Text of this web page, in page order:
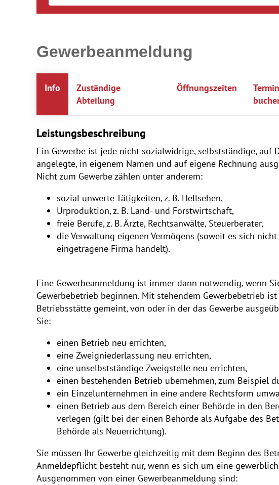
Gewerbeanmeldung
Info
Zuständige
Abteilung
Öffnungszeiten
Termin
Leistungsbeschreibung
Ein Gewerbe ist jede nicht sozialwidrige, selbstständige, auf
angelegte, in eigenem Namen und auf eigene Rechnung
Nicht zum Gewerbe zählen unter anderem:
sozial unwerte Tätigkeiten, z. B. Hellsehen,
Urproduktion, z. B. Land- und Forstwirtschaft,
freie Berufe, z. B. Ärzte, Rechtsanwälte, Steuerberater,
die Verwaltung eigenen Vermögens (soweit es sich
eingetragene Firma handelt).
Eine Gewerbeanmeldung ist immer dann notwendig, wenn
Gewerbebetrieb beginnen. Mit stehendem Gewerbebetrieb
Betriebsstätte gemeint, von oder in der das Gewerbe
Sie:
einen Betrieb neu errichten,
eine Zweigniederlassung neu errichten,
eine unselbstständige Zweigstelle neu errichten,
einen bestehenden Betrieb übernehmen, zum Beispiel
ein Einzelunternehmen in eine andere Rechtsform
einen Betrieb aus dem Bereich einer Behörde in den
verlegen (gilt bei der einen Behörde als Aufgabe des
Behörde als Neuerrichtung).
Sie müssen Ihr Gewerbe gleichzeitig mit dem Beginn des
Anmeldepflicht besteht nur, wenn es sich um eine
Ausgenommen von einer Gewerbeanmeldung sind: